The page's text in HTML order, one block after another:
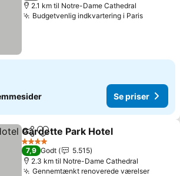
2.1 km til Notre-Dame Cathedral
Budgetvenlig indkvartering i Paris
Se priser
Del Føj til favoritter
Gardette Park Hotel
4 Stjerner
7,9 Godt
5.515
2.3 km til Notre-Dame Cathedral
Gennemtænkt renoverede værelser